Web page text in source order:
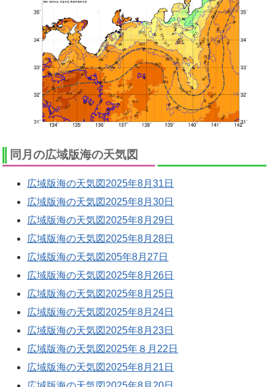
同月の広域版海の天気図
広域版海の天気図2025年8月31日
広域版海の天気図2025年8月30日
広域版海の天気図2025年8月29日
広域版海の天気図2025年8月28日
広域版海の天気図205年8月27日
広域版海の天気図2025年8月26日
広域版海の天気図2025年8月25日
広域版海の天気図2025年8月24日
広域版海の天気図2025年8月23日
広域版海の天気図2025年８月22日
広域版海の天気図2025年8月21日